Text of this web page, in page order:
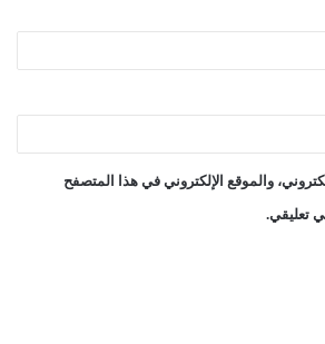
والموقع الإلكتروني في هذا المتصفح
تعليقي.